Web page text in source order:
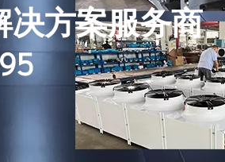
决方案服务商